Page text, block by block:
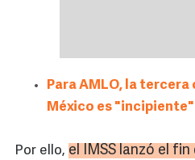
Para AMLO, la tercera
México es "incipiente"
Por ello, el IMSS lanzó el fin